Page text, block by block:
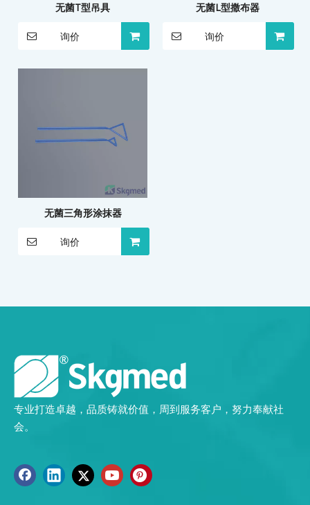
无菌T型吊具
询价
无菌L型撒布器
询价
无菌三角形涂抹器
询价
专业打造卓越，品质铸就价值，周到服务客户，努力奉献社
会。